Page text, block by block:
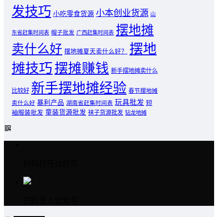
发技巧 小吃零食货源 小本创业货源 山
东省赶集时间表 帽子批发 广西赶集时间表 摆地摊
卖什么好 摆地摊夏天卖什么好？
摆地
摊技巧摆摊赚钱 新手摆地摊卖什么
比较好 新手摆地摊经验 春节摆地摊
卖什么好 暴利产品 湖南省赶集时间表 玩具批发 短
袖服装批发 童装货源批发 袜子货源批发 钻龙地摊